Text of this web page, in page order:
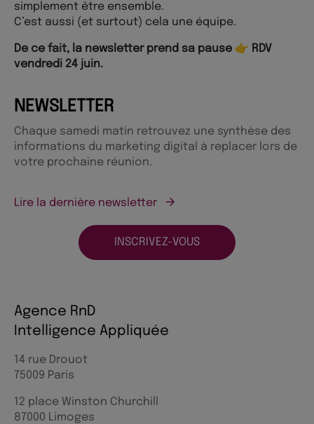
simplement être ensemble.
C’est aussi (et surtout) cela une équipe.
De ce fait, la newsletter prend sa pause 👉 RDV
vendredi 24 juin.
NEWSLETTER
Chaque samedi matin retrouvez une synthèse des
informations du marketing digital à replacer lors de
votre prochaine réunion.
Lire la dernière newsletter
INSCRIVEZ-VOUS
Agence RnD
Intelligence Appliquée
14 rue Drouot
75009 Paris
12 place Winston Churchill
87000 Limoges